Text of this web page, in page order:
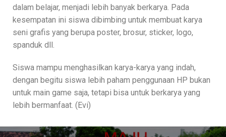
dalam belajar, menjadi lebih banyak berkarya. Pada
kesempatan ini siswa dibimbing untuk membuat karya
seni grafis yang berupa poster, brosur, sticker, logo,
spanduk dll.
Siswa mampu menghasilkan karya-karya yang indah,
dengan begitu siswa lebih paham penggunaan HP bukan
untuk main game saja, tetapi bisa untuk berkarya yang
lebih bermanfaat. (Evi)